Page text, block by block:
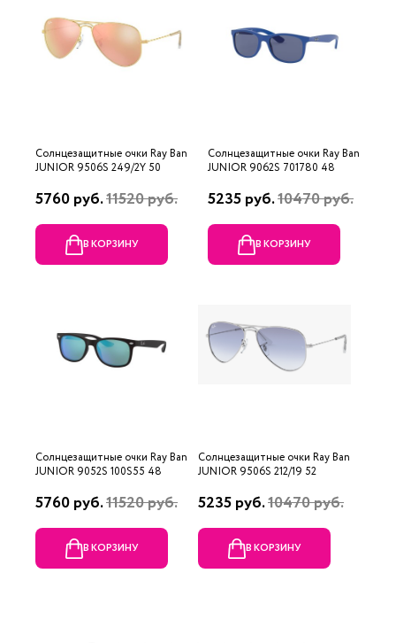
Солнцезащитные очки Ray Ban
JUNIOR 9506S 249/2Y 50
5760 руб.11520 руб.
В КОРЗИНУ
Солнцезащитные очки Ray Ban
JUNIOR 9062S 701780 48
5235 руб.10470 руб.
В КОРЗИНУ
Солнцезащитные очки Ray Ban
JUNIOR 9052S 100S55 48
5760 руб.11520 руб.
В КОРЗИНУ
Солнцезащитные очки Ray Ban
JUNIOR 9506S 212/19 52
5235 руб.10470 руб.
В КОРЗИНУ